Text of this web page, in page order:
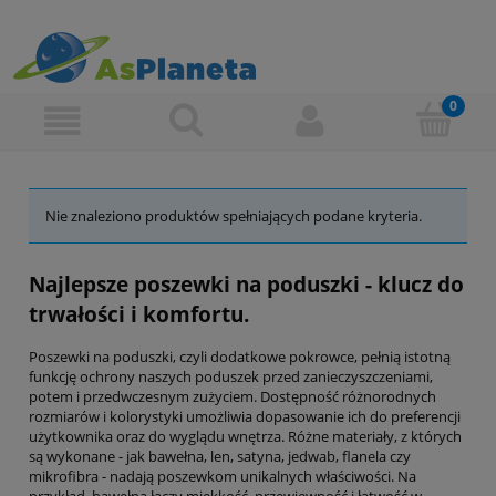
Nie znaleziono produktów spełniających podane kryteria.
Najlepsze poszewki na poduszki - klucz do
trwałości i komfortu.
Poszewki na poduszki, czyli dodatkowe pokrowce, pełnią istotną
funkcję ochrony naszych poduszek przed zanieczyszczeniami,
potem i przedwczesnym zużyciem. Dostępność różnorodnych
rozmiarów i kolorystyki umożliwia dopasowanie ich do preferencji
użytkownika oraz do wyglądu wnętrza. Różne materiały, z których
są wykonane - jak bawełna, len, satyna, jedwab, flanela czy
mikrofibra - nadają poszewkom unikalnych właściwości. Na